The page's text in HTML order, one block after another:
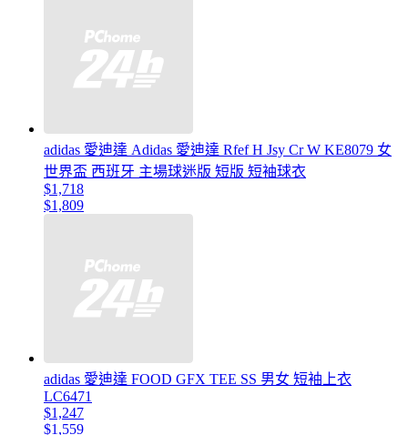
adidas 愛迪達 Adidas 愛迪達 Rfef H Jsy Cr W KE8079 女
世界盃 西班牙 主場球迷版 短版 短袖球衣
$1,718
$1,809
adidas 愛迪達 FOOD GFX TEE SS 男女 短袖上衣
LC6471
$1,247
$1,559